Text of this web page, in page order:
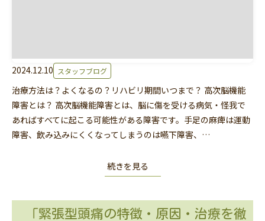
2024.12.10 スタッフブログ
治療方法は？よくなるの？リハビリ期間いつまで？ 高次脳機能
障害とは？ 高次脳機能障害とは、脳に傷を受ける病気・怪我で
あればすべてに起こる可能性がある障害です。手足の麻痺は運動
障害、飲み込みにくくなってしまうのは嚥下障害、…
続きを見る
「緊張型頭痛の特徴・原因・治療を徹